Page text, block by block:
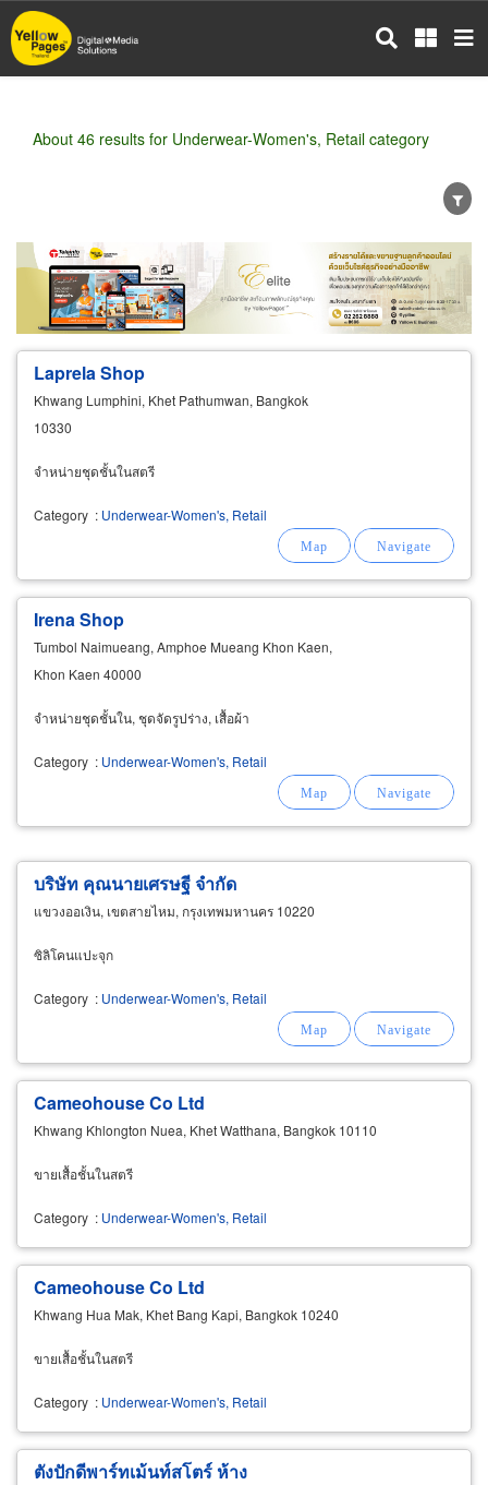
Skip
to
main
About 46 results for Underwear-Women's, Retail category
Wholesale Retail Manufacturer
Dealer
Exporter/Importer
Service Business
Laprela Shop
Khwang Lumphini, Khet Pathumwan, Bangkok
10330
จำหน่ายชุดชั้นในสตรี
Category : Underwear-Women's, Retail
Irena Shop
Tumbol Naimueang, Amphoe Mueang Khon Kaen,
Khon Kaen 40000
จำหน่ายชุดชั้นใน, ชุดจัดรูปร่าง, เสื้อผ้า
Category : Underwear-Women's, Retail
บริษัท คุณนายเศรษฐี จำกัด
แขวงออเงิน, เขตสายไหม, กรุงเทพมหานคร 10220
ซิลิโคนแปะจุก
Category : Underwear-Women's, Retail
Cameohouse Co Ltd
Khwang Khlongton Nuea, Khet Watthana, Bangkok 10110
ขายเสื้อชั้นในสตรี
Category : Underwear-Women's, Retail
Cameohouse Co Ltd
Khwang Hua Mak, Khet Bang Kapi, Bangkok 10240
ขายเสื้อชั้นในสตรี
Category : Underwear-Women's, Retail
ตังปักดีพาร์ทเม้นท์สโตร์ ห้าง